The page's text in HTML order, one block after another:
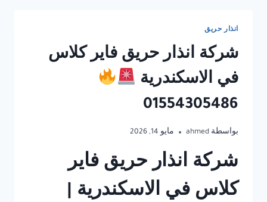
انذار حريق
شركة انذار حريق فاير كلاس
في الاسكندرية
01554305486
بواسطة ahmed مايو 14, 2026
شركة انذار حريق فاير
كلاس في الاسكندرية |